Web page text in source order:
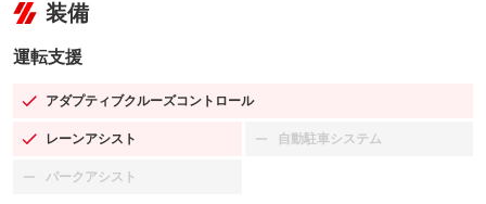
装備
運転支援
アダプティブクルーズコントロール
：装備あり
レーンアシスト
：装備あり 自動駐車システム
：装備なし
パークアシスト
：装備なし